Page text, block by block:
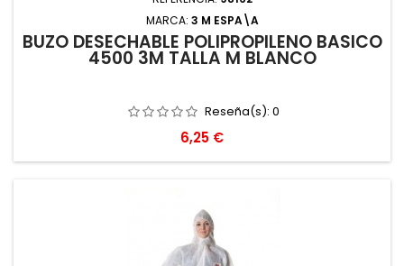
MARCA: 3 M ESPA\A
BUZO DESECHABLE POLIPROPILENO BASICO
4500 3M TALLA M BLANCO
Reseña(s): 0
Precio
6,25 €